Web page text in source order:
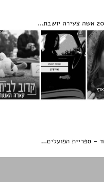
– ספריית הפועלים...